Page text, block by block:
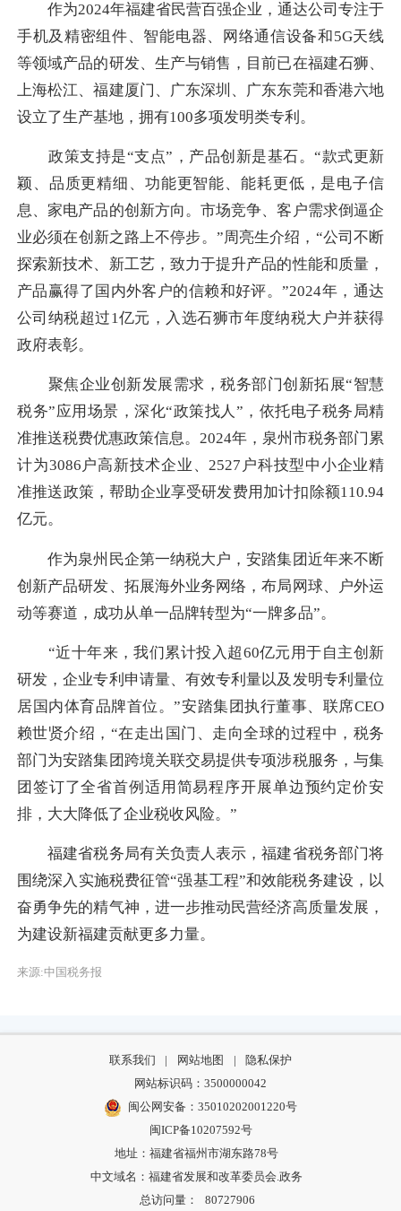
作为2024年福建省民营百强企业，通达公司专注于
手机及精密组件、智能电器、网络通信设备和5G天线
等领域产品的研发、生产与销售，目前已在福建石狮、
上海松江、福建厦门、广东深圳、广东东莞和香港六地
设立了生产基地，拥有100多项发明类专利。
政策支持是“支点”，产品创新是基石。“款式更新
颖、品质更精细、功能更智能、能耗更低，是电子信
息、家电产品的创新方向。市场竞争、客户需求倒逼企
业必须在创新之路上不停步。”周亮生介绍，“公司不断
探索新技术、新工艺，致力于提升产品的性能和质量，
产品赢得了国内外客户的信赖和好评。”2024年，通达
公司纳税超过1亿元，入选石狮市年度纳税大户并获得
政府表彰。
聚焦企业创新发展需求，税务部门创新拓展“智慧
税务”应用场景，深化“政策找人”，依托电子税务局精
准推送税费优惠政策信息。2024年，泉州市税务部门累
计为3086户高新技术企业、2527户科技型中小企业精
准推送政策，帮助企业享受研发费用加计扣除额110.94
亿元。
作为泉州民企第一纳税大户，安踏集团近年来不断
创新产品研发、拓展海外业务网络，布局网球、户外运
动等赛道，成功从单一品牌转型为“一牌多品”。
“近十年来，我们累计投入超60亿元用于自主创新
研发，企业专利申请量、有效专利量以及发明专利量位
居国内体育品牌首位。”安踏集团执行董事、联席CEO
赖世贤介绍，“在走出国门、走向全球的过程中，税务
部门为安踏集团跨境关联交易提供专项涉税服务，与集
团签订了全省首例适用简易程序开展单边预约定价安
排，大大降低了企业税收风险。”
福建省税务局有关负责人表示，福建省税务部门将
围绕深入实施税费征管“强基工程”和效能税务建设，以
奋勇争先的精气神，进一步推动民营经济高质量发展，
为建设新福建贡献更多力量。
来源:中国税务报
联系我们 | 网站地图 |
隐私保护
网站标识码：3500000042
闽公网安备：35010202001220号
闽ICP备10207592号
地址：福建省福州市湖东路78号
中文域名：福建省发展和改革委员会.政务
总访问量：
80727906